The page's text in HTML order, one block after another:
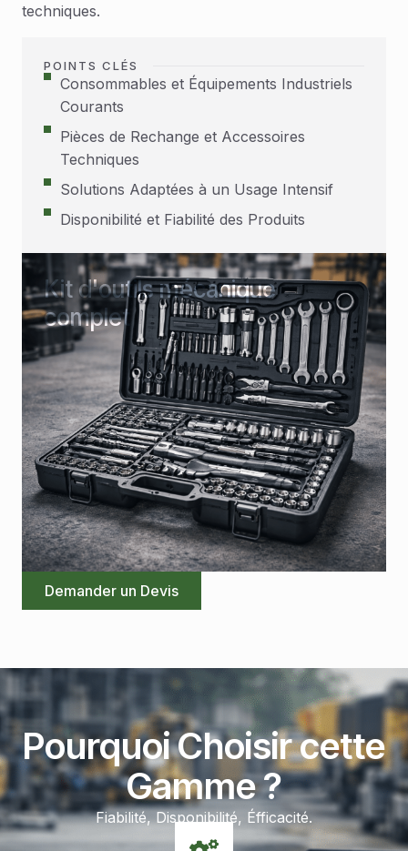
techniques.
POINTS CLÉS
Consommables et Équipements Industriels
Courants
Pièces de Rechange et Accessoires
Techniques
Solutions Adaptées à un Usage Intensif
Disponibilité et Fiabilité des Produits
Kit d'outils mécanique
complet
Demander un Devis
Pourquoi Choisir cette
Gamme ?
Fiabilité, Disponibilité, Éfficacité.